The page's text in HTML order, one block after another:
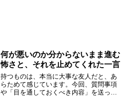
何が悪いのか分からないまま進む
怖さと、それを止めてくれた一言
持つものは、本当に大事な友人だと、あ
らためて感じています。今回、質問事項
や「目を通しておくべき内容」を送って